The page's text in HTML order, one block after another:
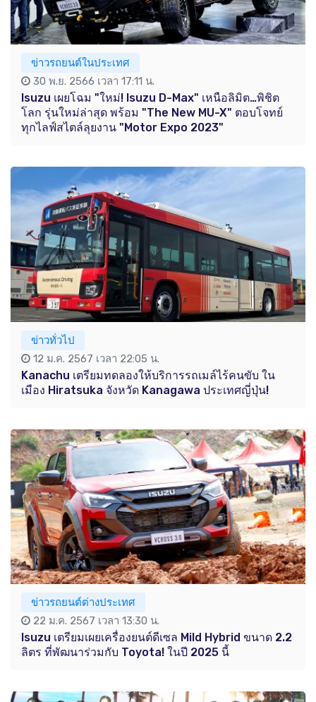
ข่าวรถยนต์ในประเทศ
30 พ.ย. 2566 เวลา 17:11 น.
Isuzu เผยโฉม "ใหม่! Isuzu D-Max" เหนือลิมิต…พิชิต
โลก รุ่นใหม่ล่าสุด พร้อม "The New MU-X" ตอบโจทย์
ทุกไลฟ์สไตล์ลุยงาน "Motor Expo 2023"
ข่าวทั่วไป
12 ม.ค. 2567 เวลา 22:05 น.
Kanachu เตรียมทดลองให้บริการรถเมล์ไร้คนขับ ใน
เมือง Hiratsuka จังหวัด Kanagawa ประเทศญี่ปุ่น!
ข่าวรถยนต์ต่างประเทศ
22 ม.ค. 2567 เวลา 13:30 น.
Isuzu เตรียมเผยเครื่องยนต์ดีเซล Mild Hybrid ขนาด 2.2
ลิตร ที่พัฒนาร่วมกับ Toyota! ในปี 2025 นี้